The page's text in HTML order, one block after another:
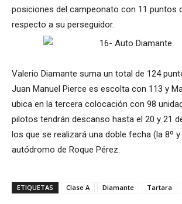
posiciones del campeonato con 11 puntos
respecto a su perseguidor.
Valerio Diamante suma un total de 124
Juan Manuel Pierce es escolta con 113 y
ubica en la tercera colocación con 98
pilotos tendrán descanso hasta el 20 y 21
los que se realizará una doble fecha (la 8º y
autódromo de Roque Pérez.
ETIQUETAS Clase A Diamante Tartara